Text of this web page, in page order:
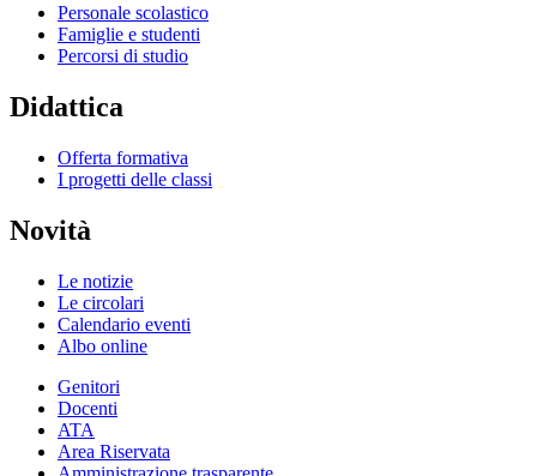
Personale scolastico
Famiglie e studenti
Percorsi di studio
Didattica
Offerta formativa
I progetti delle classi
Novità
Le notizie
Le circolari
Calendario eventi
Albo online
Genitori
Docenti
ATA
Area Riservata